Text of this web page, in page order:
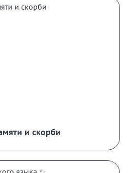
и скорби